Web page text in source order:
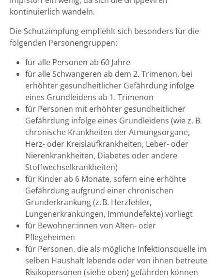
kontinuierlich wandeln.
Die Schutzimpfung empfiehlt sich besonders für die
folgenden Personengruppen:
für alle Personen ab 60 Jahre
für alle Schwangeren ab dem 2. Trimenon, bei
erhöhter gesundheitlicher Gefährdung infolge
eines Grundleidens ab 1. Trimenon
für Personen mit erhöhter gesundheitlicher
Gefährdung infolge eines Grundleidens (wie z. B.
chronische Krankheiten der Atmungsorgane,
Herz- oder Kreislaufkrankheiten, Leber- oder
Nierenkrankheiten, Diabetes oder andere
Stoffwechselkrankheiten)
für Kinder ab 6 Monate, sofern eine erhöhte
Gefährdung aufgrund einer chronischen
Grunderkrankung (z. B. Herzfehler,
Lungenerkrankungen, Immundefekte) vorliegt
für Bewohner:innen von Alten- oder
Pflegeheimen
für Personen, die als mögliche Infektionsquelle im
selben Haushalt lebende oder von ihnen betreute
Risikopersonen (siehe oben) gefährden können